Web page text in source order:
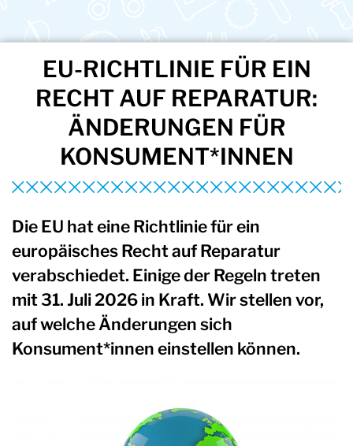
EU-RICHTLINIE FÜR EIN
RECHT AUF REPARATUR:
ÄNDERUNGEN FÜR
KONSUMENT*INNEN
Die EU hat eine Richtlinie für ein
europäisches Recht auf Reparatur
verabschiedet. Einige der Regeln treten
mit 31. Juli 2026 in Kraft. Wir stellen vor,
auf welche Änderungen sich
Konsument*innen einstellen können.